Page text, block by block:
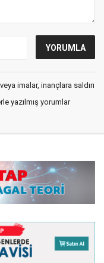
imalar, inançlara saldırı
yazılmış yorumlar